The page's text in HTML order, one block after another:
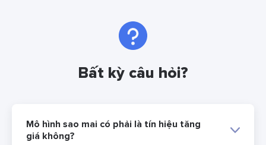
Bất kỳ câu hỏi?
Mô hình sao mai có phải là tín hiệu tăng
giá không?